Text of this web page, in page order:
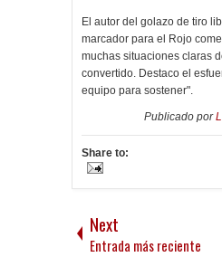
El autor del golazo de tiro
marcador para el Rojo
muchas situaciones claras
convertido. Destaco el
equipo para sostener".
Publicado por
Share to:
Next
Entrada más reciente